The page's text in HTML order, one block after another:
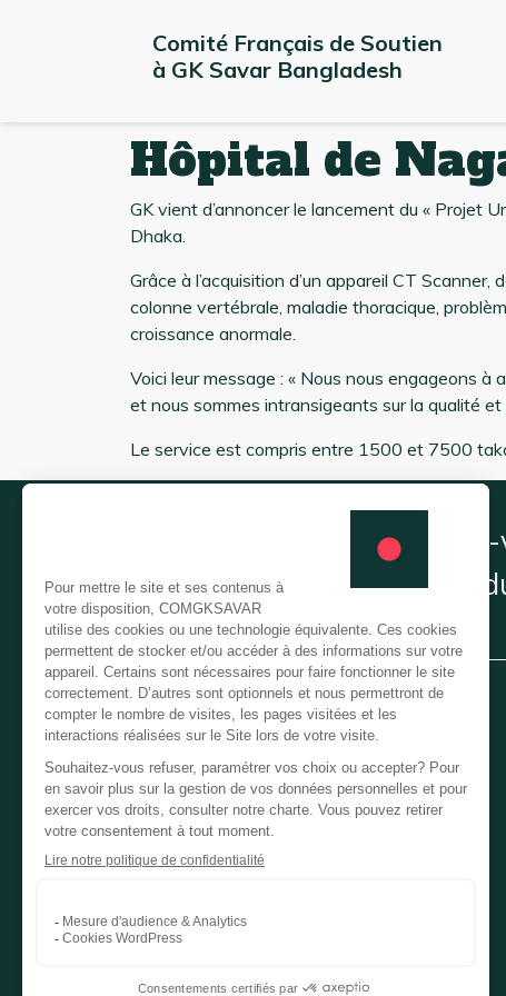
Comité Français de Soutien
à GK Savar Bangladesh
Hôpital de
GK vient d’annoncer le lancement du « Projet
Dhaka.
Grâce à l’acquisition d’un appareil CT
colonne vertébrale, maladie thoracique,
croissance anormale.
Voici leur message : « Nous nous engageons
et nous sommes intransigeants sur la qualité et
Le service est compris entre 1500 et 7500
nouvelles
Comité Français de Soutien à GK-Savar
CFS GK-Savar Bangladesh
52, boulevard de Vaugirard
comit@comgk.assocoweb.ovh